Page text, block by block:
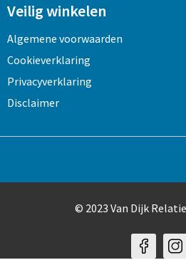
Veilig winkelen
Algemene voorwaarden
Cookieverklaring
Privacyverklaring
Disclaimer
© 2023 Van Dijk